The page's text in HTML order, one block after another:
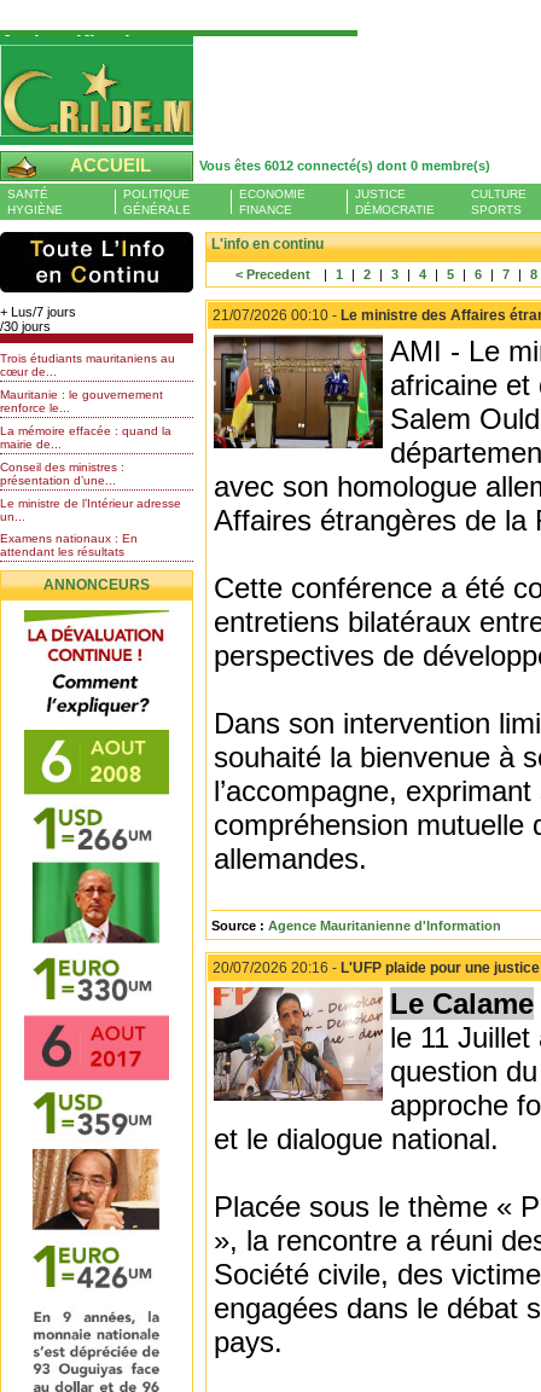
Authentification
Pour S'authentifier veuillez fournir votre
Pseudo et Mot de passer et cliquez sur : Se
connecter
Pseudo
Mot de passe
ACCUEIL Vous êtes 6012 connecté(s) dont 0 membre(s)
Liste des membres en ligne (0)
SANTÉ
HYGIÈNE
POLITIQUE
GÉNÉRALE
ECONOMIE
FINANCE
JUSTICE
DÉMOCRATIE
CULTURE
SPORTS
+ Lus/7 jours
/30 jours
Trois étudiants mauritaniens au
cœur de...
Mauritanie : le gouvernement
renforce le...
La mémoire effacée : quand la
mairie de...
Conseil des ministres :
présentation d’une...
Le ministre de l’Intérieur adresse
un...
Examens nationaux : En
attendant les résultats
Nomination de l’Honorable Diye
Ba au poste de...
Mauritanie : les résultats du
baccalauréat 2026...
Mauritanie : Les 10 premiers au
BEPC 2026
Un syndicat de l’enseignement
rejette la...
ANNONCEURS
L'info en continu
< Precedent | 1 | 2 | 3 | 4 | 5 | 6 | 7 | 8
21/07/2026 00:10 - Le ministre des Affaires
AMI - Le
africaine et
Salem
avec son homologue
Affaires étrangères de la
Cette conférence a été
entretiens bilatéraux
perspectives de
Dans son intervention
souhaité la bienvenue à
l’accompagne,
compréhension mutuelle
allemandes.
Source : Agence Mauritanienne d'Information
20/07/2026 20:16 - L'UFP plaide pour une
Le Calame
le 11
question
approche
et le dialogue national.
Placée sous le thème «
», la rencontre a réuni
Société civile, des
engagées dans le débat
pays.